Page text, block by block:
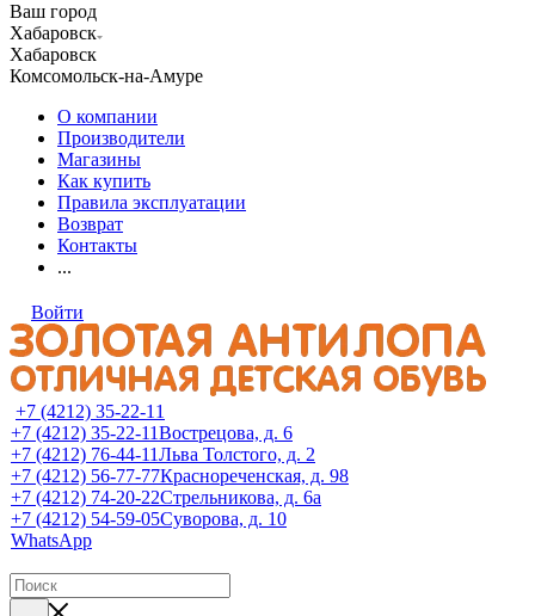
Ваш город
Хабаровск
Хабаровск
Комсомольск-на-Амуре
О компании
Производители
Магазины
Как купить
Правила эксплуатации
Возврат
Контакты
...
Войти
+7 (4212) 35-22-11
+7 (4212) 35-22-11Вострецова, д. 6
+7 (4212) 76-44-11Льва Толстого, д. 2
+7 (4212) 56-77-77Краснореченская, д. 98
+7 (4212) 74-20-22Стрельникова, д. 6а
+7 (4212) 54-59-05Суворова, д. 10
WhatsApp